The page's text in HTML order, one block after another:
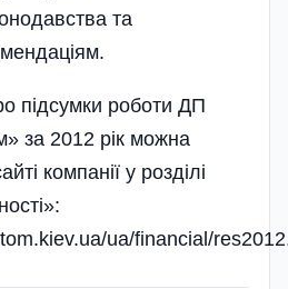
та
підсумки роботи ДП
за 2012 рік можна
компанії у розділі
ua/financial/